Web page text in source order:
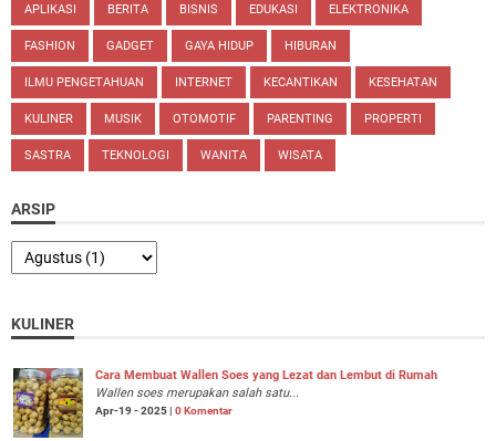
APLIKASI BERITA BISNIS EDUKASI ELEKTRONIKA
FASHION GADGET GAYA HIDUP HIBURAN
ILMU PENGETAHUAN INTERNET KECANTIKAN KESEHATAN
KULINER MUSIK OTOMOTIF PARENTING PROPERTI
SASTRA TEKNOLOGI WANITA WISATA
ARSIP
KULINER
Cara Membuat Wallen Soes yang Lezat dan Lembut di Rumah
Wallen soes merupakan salah satu...
Apr-19 - 2025 | 0 Komentar